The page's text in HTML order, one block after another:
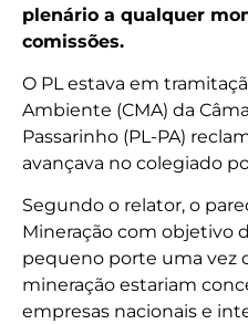
plenário a qualquer
comissões.
O PL estava em
Ambiente (CMA) da
Passarinho (PL-PA)
avançava no colegiado
Segundo o relator, o
Mineração com objetivo
pequeno porte uma vez
mineração estariam
empresas nacionais e